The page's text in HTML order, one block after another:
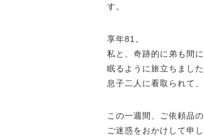
す。
享年81。
私と、奇跡的に弟も間
眠るように旅立ちました
息子二人に看取られて
この一週間、ご依頼品
ご迷惑をおかけして申